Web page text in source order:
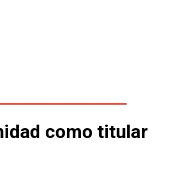
como titular